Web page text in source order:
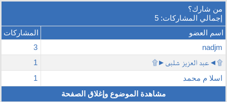
من شارك؟
إجمالي المشاركات: 5
اسم العضو
المشاركات
nadjm
3
۩◄عبد العزيز شلبى►۩
1
اسلا م محمد
1
مشاهدة الموضوع وإغلاق الصفحة